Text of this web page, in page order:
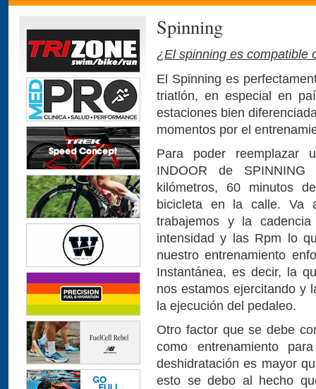
Spinning
¿El spinning es compatible
El Spinning es
triatlón, en especial en
estaciones bien
momentos por el
Para poder reemplazar
INDOOR de
kilómetros, 60 minutos
bicicleta en la calle. Va
trabajemos y la
intensidad y las Rpm lo
nuestro entrenamiento
Instantánea, es decir, la
nos estamos ejercitando y
la ejecución del pedaleo.
Otro factor que se debe
como entrenamiento
deshidratación es mayor
esto se debo al hecho